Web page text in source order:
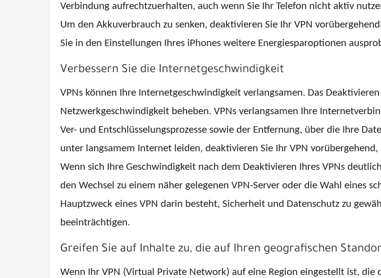
Verbindung aufrechtzuerhalten, auch wenn Sie Ihr Telefon nicht aktiv
Um den Akkuverbrauch zu senken, deaktivieren Sie Ihr VPN
Sie in den Einstellungen Ihres iPhones weitere Energiesparoptionen
Verbessern Sie die Internetgeschwindigkeit
VPNs können Ihre Internetgeschwindigkeit verlangsamen. Das
Netzwerkgeschwindigkeit beheben. VPNs verlangsamen Ihre
Ver- und Entschlüsselungsprozesse sowie der Entfernung, über die Ihre
unter langsamem Internet leiden, deaktivieren Sie Ihr VPN
Wenn sich Ihre Geschwindigkeit nach dem Deaktivieren Ihres VPNs
den Wechsel zu einem näher gelegenen VPN-Server oder die Wahl eines
Hauptzweck eines VPN darin besteht, Sicherheit und Datenschutz zu
beeinträchtigen.
Greifen Sie auf Inhalte zu, die auf Ihren geografischen
Wenn Ihr VPN (Virtual Private Network) auf eine Region eingestellt ist,